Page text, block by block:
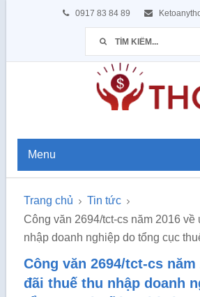
0917 83 84 89
Menu
Trang chủ
Tin tức
Công văn 2694/tct-cs năm 2016 về
nhập doanh nghiệp do tổng cục
Công văn 2694/tct-cs năm
đãi thuế thu nhập doanh